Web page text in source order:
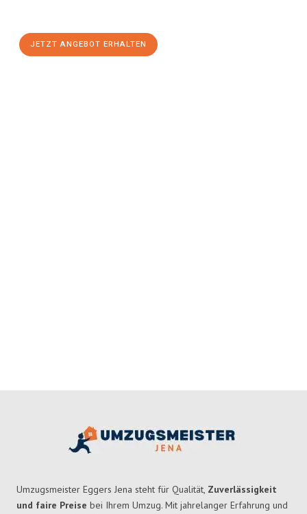
JETZT ANGEBOT ERHALTEN
Umzugsmeister Eggers Jena steht für Qualität, Zuverlässigkeit
und faire Preise bei Ihrem Umzug. Mit jahrelanger Erfahrung und